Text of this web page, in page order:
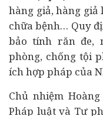
hàng giả, hàng
chữa bệnh… Quy
bảo tính răn đe,
phòng, chống tội
ích hợp pháp của
Chủ nhiệm
Pháp luật và Tư